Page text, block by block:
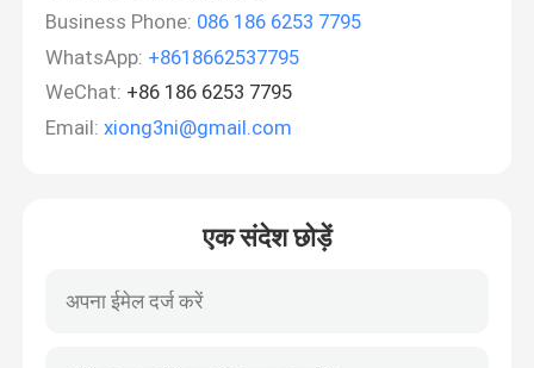
Business Phone: 086 186 6253 7795
WhatsApp: +8618662537795
WeChat: +86 186 6253 7795
Email: xiong3ni@gmail.com
एक संदेश छोड़ें